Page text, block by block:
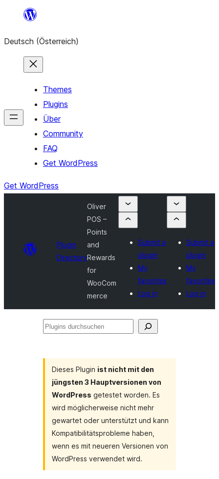
springen
Deutsch (Österreich)
Themes
Plugins
Über
Community
FAQ
Get WordPress
Get WordPress
Plugin
Directory
Oliver
POS –
Points
and
Rewards
for
WooCom
merce
Submit a
plugin
My
favorites
Log in
Submit a
plugin
My
favorites
Log in
Plugins
Dieses Plugin ist nicht mit den
jüngsten 3 Hauptversionen von
WordPress getestet worden. Es
wird möglicherweise nicht mehr
gewartet oder unterstützt und kann
Kompatibilitätsprobleme haben,
wenn es mit neueren Versionen von
WordPress verwendet wird.